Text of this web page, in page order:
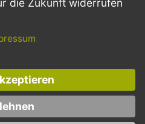
für Gastronomie, Handel, Industrie,